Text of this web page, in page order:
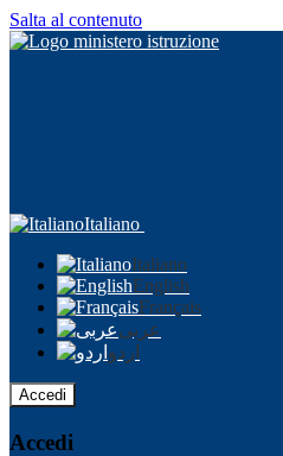
Salta al contenuto
Italiano
Italiano
English
Français
عربى
اردو
Accedi
Accedi